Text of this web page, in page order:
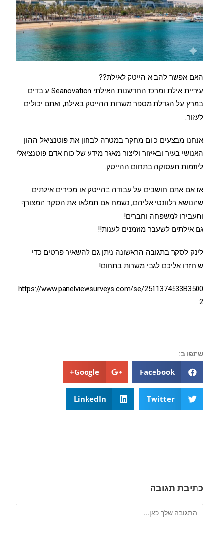
האם אפשר להביא הייטק לאילת??
עיריית אילת ומרכז החדשנות האילתי Seanovation עובדים
במרץ על הגדלת מספר משרות ההייטק באילת, ואתם יכולים
לעזור.
אנחנו מבצעים כיום מחקר במטרה לבחון את פוטנציאל ההון
האנושי בעיר ובאיזור וליצור מאגר מידע של כוח אדם פוטנציאלי
ליוזמות תעסוקה בתחום ההייטק.
אז אם אתם חושבים על עבודה בהייטק או מכירים אילתים
שהנושא רלוונטי אליהם, נשמח אם תמלאו את הסקר המצורף
ותעבירו למשפחה וחברים!
גם אילתים לשעבר מוזמנים לענות!!
לינק לסקר בתגובה הראשונה ניתן גם להשאיר פרטים כדי
שיחזרו אליכם לגבי משרות בתחום!
https://www.panelviewsurveys.com/se/2511374533B3500
2
שתפו ב:
Facebook
Google+
Twitter
LinkedIn
כתיבת תגובה